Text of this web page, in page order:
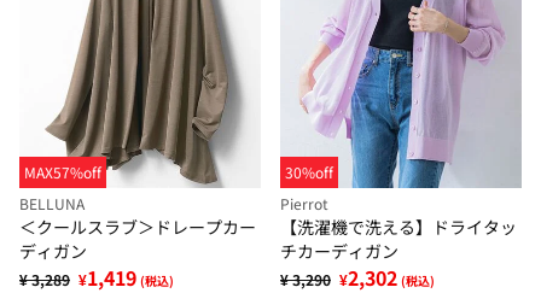
MAX57%off
BELLUNA
＜クールスラブ＞ドレープカー
ディガン
¥ 3,289 ¥1,419 (税込)
30%off
Pierrot
【洗濯機で洗える】ドライタッ
チカーディガン
¥ 3,290 ¥2,302 (税込)